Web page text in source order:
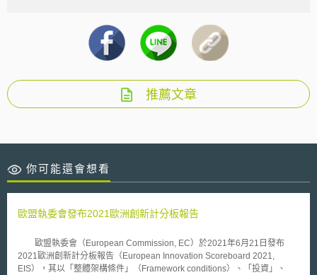
推薦文章
你可能還會想看
歐盟執委會發布2021歐洲創新計分板報告
歐盟執委會（European Commission, EC）於2021年6月21日發布
2021歐洲創新計分板報告（European Innovation Scoreboard 2021,
EIS），其以「整體架構條件」（Framework conditions）、「投資」、